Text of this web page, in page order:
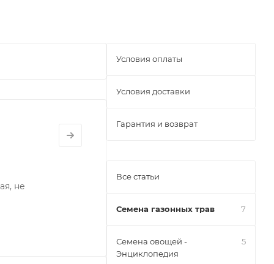
не
Условия оплаты
Условия доставки
Гарантия и возврат
Все статьи
Семена газонных трав 7
Семена овощей -
Энциклопедия
5